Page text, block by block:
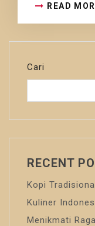
READ
Cari
RECENT
Kopi
Kuliner
Menikmati